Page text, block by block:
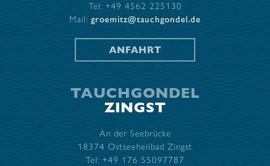
Tel: +49 4562 225130
Mail: groemitz@tauchgondel.de
ANFAHRT
TAUCHGONDEL
ZINGST
An der Seebrücke
18374 Ostseeheilbad Zingst
Tel: +49 176 55097787